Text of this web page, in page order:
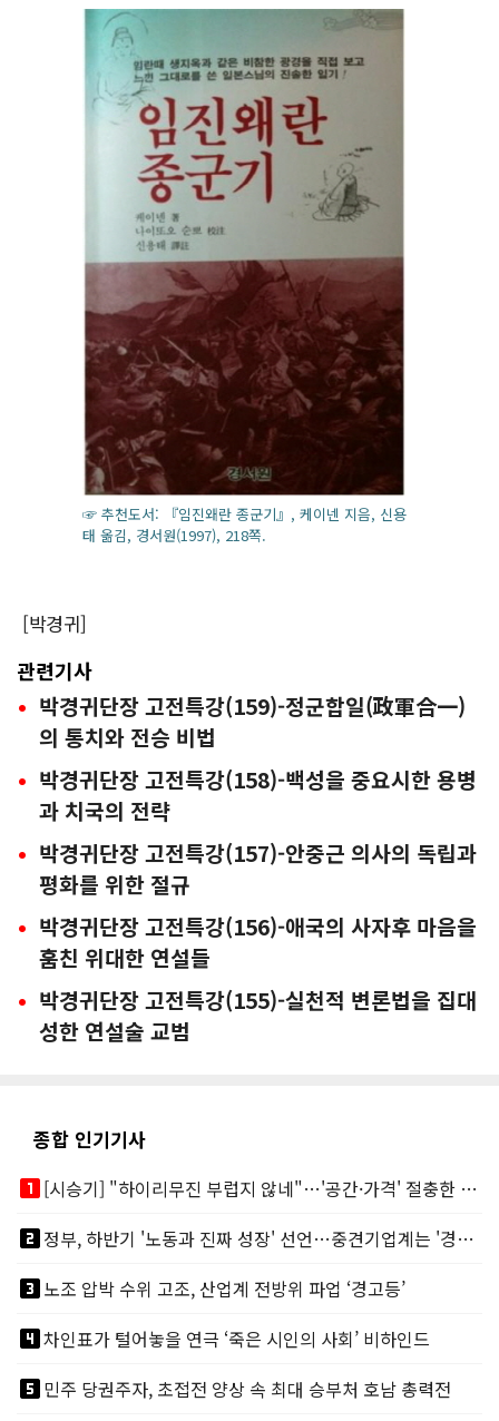
☞ 추천도서: 『임진왜란 종군기』, 케이넨 지음, 신용
태 옮김, 경서원(1997), 218쪽.
[박경귀]
관련기사
박경귀단장 고전특강(159)-정군합일(政軍合一)
의 통치와 전승 비법
박경귀단장 고전특강(158)-백성을 중요시한 용병
과 치국의 전략
박경귀단장 고전특강(157)-안중근 의사의 독립과
평화를 위한 절규
박경귀단장 고전특강(156)-애국의 사자후 마음을
훔친 위대한 연설들
박경귀단장 고전특강(155)-실천적 변론법을 집대
성한 연설술 교범
종합 인기기사
looks_one
[시승기] "하이리무진 부럽지 않네"…'공간·가격' 절충한 카니발 하이루프
looks_two
정부, 하반기 '노동과 진짜 성장' 선언…중견기업계는 '경영 불확실성' 우려
looks_3노조 압박 수위 고조, 산업계 전방위 파업 ‘경고등’
looks_4차인표가 털어놓을 연극 ‘죽은 시인의 사회’ 비하인드
looks_5민주 당권주자, 초접전 양상 속 최대 승부처 호남 총력전